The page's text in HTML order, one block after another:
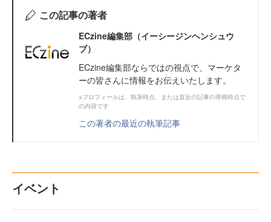
この記事の著者
ECzine編集部（イーシージンヘンシュウ
ブ）
ECzine編集部ならではの視点で、マーケタ
ーの皆さんに情報をお伝えいたします。
※プロフィールは、執筆時点、または直近の記事の寄稿時点で
の内容です
この著者の最近の執筆記事
イベント